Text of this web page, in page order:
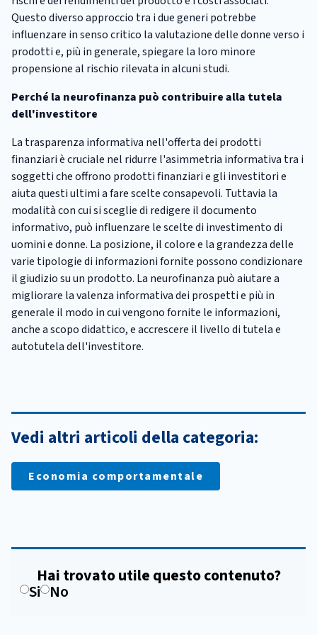
Questo diverso approccio tra i due generi potrebbe
influenzare in senso critico la valutazione delle donne verso i
prodotti e, più in generale, spiegare la loro minore
propensione al rischio rilevata in alcuni studi.
Perché la neurofinanza può contribuire alla tutela
dell'investitore
La trasparenza informativa nell'offerta dei prodotti
finanziari è cruciale nel ridurre l'asimmetria informativa tra i
soggetti che offrono prodotti finanziari e gli investitori e
aiuta questi ultimi a fare scelte consapevoli. Tuttavia la
modalità con cui si sceglie di redigere il documento
informativo, può influenzare le scelte di investimento di
uomini e donne. La posizione, il colore e la grandezza delle
varie tipologie di informazioni fornite possono condizionare
il giudizio su un prodotto. La neurofinanza può aiutare a
migliorare la valenza informativa dei prospetti e più in
generale il modo in cui vengono fornite le informazioni,
anche a scopo didattico, e accrescere il livello di tutela e
autotutela dell'investitore.
Vedi altri articoli della categoria:
Economia comportamentale
Hai trovato utile questo contenuto?
Si No